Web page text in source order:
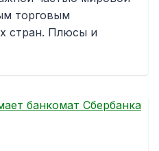
торговым
стран. Плюсы и